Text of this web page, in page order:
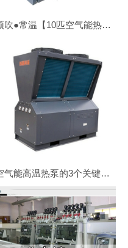
顶吹●常温【10匹空气能热水机】ZN-KFDX-100Ⅱ
空气能高温热泵的3个关键技术及应用